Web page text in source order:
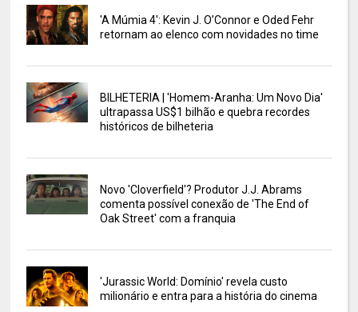
'A Múmia 4': Kevin J. O’Connor e Oded Fehr
retornam ao elenco com novidades no time
BILHETERIA | 'Homem-Aranha: Um Novo Dia'
ultrapassa US$1 bilhão e quebra recordes
históricos de bilheteria
Novo 'Cloverfield'? Produtor J.J. Abrams
comenta possível conexão de 'The End of
Oak Street' com a franquia
'Jurassic World: Domínio' revela custo
milionário e entra para a história do cinema